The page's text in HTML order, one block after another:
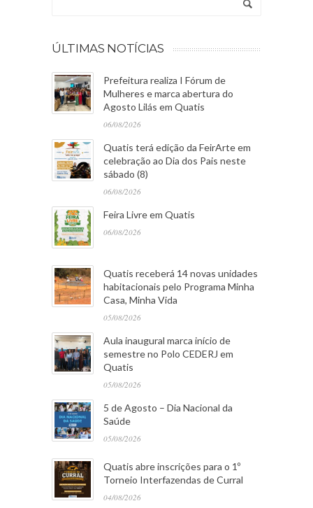
ÚLTIMAS NOTÍCIAS
Prefeitura realiza I Fórum de
Mulheres e marca abertura do
Agosto Lilás em Quatis
06/08/2026
Quatis terá edição da FeirArte em
celebração ao Dia dos Pais neste
sábado (8)
06/08/2026
Feira Livre em Quatis
06/08/2026
Quatis receberá 14 novas unidades
habitacionais pelo Programa Minha
Casa, Minha Vida
05/08/2026
Aula inaugural marca início de
semestre no Polo CEDERJ em
Quatis
05/08/2026
5 de Agosto – Dia Nacional da
Saúde
05/08/2026
Quatis abre inscrições para o 1º
Torneio Interfazendas de Curral
04/08/2026